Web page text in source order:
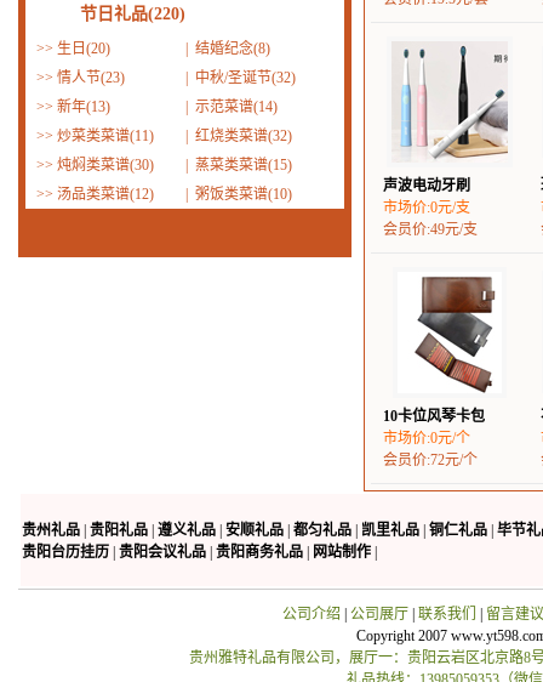
节日礼品(220)
>> 生日(20)
结婚纪念(8)
>> 情人节(23)
中秋/圣诞节(32)
>> 新年(13)
示范菜谱(14)
>> 炒菜类菜谱(11)
红烧类菜谱(32)
>> 炖焖类菜谱(30)
蒸菜类菜谱(15)
>> 汤品类菜谱(12) 粥饭类菜谱(10)
声波电动牙刷
市场价:0元/支
会员价:49元/支
10卡位风琴卡包
市场价:0元/个
会员价:72元/个
贵州礼品 贵阳礼品 遵义礼品 安顺礼品 都匀礼品 凯里礼品 铜仁礼品 毕节
贵阳台历挂历 贵阳会议礼品 贵阳商务礼品 网站制作
公司介绍 公司展厅| 联系我们
留言建议
Copyright 2007
贵州雅特礼品有限公司，展厅一：贵阳云岩区北京路8